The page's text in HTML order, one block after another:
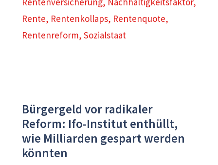
Rente, Rentenkollaps, Rentenquote,
Rentenreform, Sozialstaat
Bürgergeld vor radikaler
Reform: Ifo-Institut enthüllt,
wie Milliarden gespart werden
könnten